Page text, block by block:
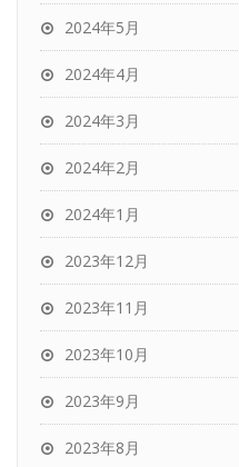
2024年5月
2024年4月
2024年3月
2024年2月
2024年1月
2023年12月
2023年11月
2023年10月
2023年9月
2023年8月